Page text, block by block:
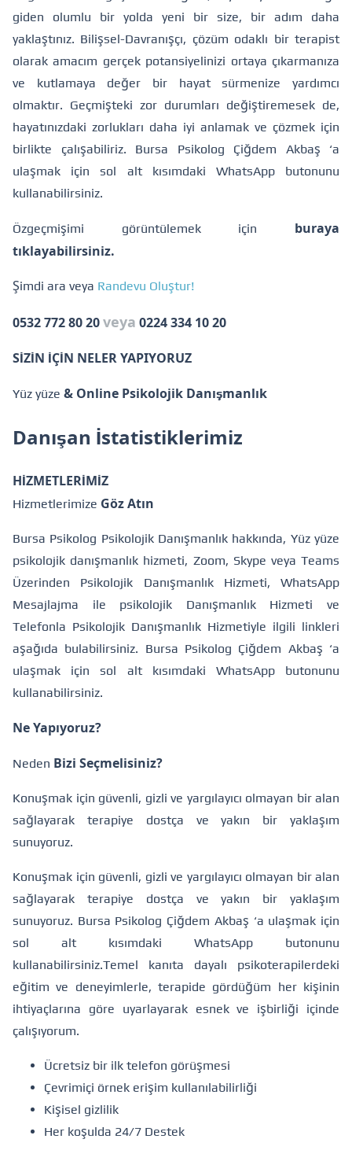
giden olumlu bir yolda yeni bir size, bir adım daha
yaklaştınız. Bilişsel-Davranışçı, çözüm odaklı bir terapist
olarak amacım gerçek potansiyelinizi ortaya çıkarmanıza
ve kutlamaya değer bir hayat sürmenize yardımcı
olmaktır. Geçmişteki zor durumları değiştiremesek de,
hayatınızdaki zorlukları daha iyi anlamak ve çözmek için
birlikte çalışabiliriz. Bursa Psikolog Çiğdem Akbaş ‘a
ulaşmak için sol alt kısımdaki WhatsApp butonunu
kullanabilirsiniz.
Özgeçmişimi görüntülemek için buraya
tıklayabilirsiniz.
Şimdi ara veya Randevu Oluştur!
0532 772 80 20veya 0224 334 10 20
SİZİN İÇİN NELER YAPIYORUZ
Yüz yüze & Online Psikolojik Danışmanlık
Danışan İstatistiklerimiz
HİZMETLERİMİZ
Hizmetlerimize Göz Atın
Bursa Psikolog Psikolojik Danışmanlık hakkında, Yüz yüze
psikolojik danışmanlık hizmeti, Zoom, Skype veya Teams
Üzerinden Psikolojik Danışmanlık Hizmeti, WhatsApp
Mesajlajma ile psikolojik Danışmanlık Hizmeti ve
Telefonla Psikolojik Danışmanlık Hizmetiyle ilgili linkleri
aşağıda bulabilirsiniz. Bursa Psikolog Çiğdem Akbaş ‘a
ulaşmak için sol alt kısımdaki WhatsApp butonunu
kullanabilirsiniz.
Ne Yapıyoruz?
Neden Bizi Seçmelisiniz?
Konuşmak için güvenli, gizli ve yargılayıcı olmayan bir alan
sağlayarak terapiye dostça ve yakın bir yaklaşım
sunuyoruz.
Konuşmak için güvenli, gizli ve yargılayıcı olmayan bir alan
sağlayarak terapiye dostça ve yakın bir yaklaşım
sunuyoruz. Bursa Psikolog Çiğdem Akbaş ‘a ulaşmak için
sol alt kısımdaki WhatsApp butonunu
kullanabilirsiniz.Temel kanıta dayalı psikoterapilerdeki
eğitim ve deneyimlerle, terapide gördüğüm her kişinin
ihtiyaçlarına göre uyarlayarak esnek ve işbirliği içinde
çalışıyorum.
Ücretsiz bir ilk telefon görüşmesi
Çevrimiçi örnek erişim kullanılabilirliği
Kişisel gizlilik
Her koşulda 24/7 Destek